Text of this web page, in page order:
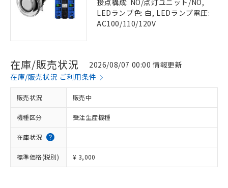
接点構成: NO/点灯ユニット/NO,
LEDランプ色: 白, LEDランプ電圧:
AC100/110/120V
在庫/販売状況
2026/08/07 00:00 情報更新
在庫/販売状況 ご利用条件
販売状況 販売中
機種区分 受注生産機種
在庫状況
標準価格(税別) ¥ 3,000